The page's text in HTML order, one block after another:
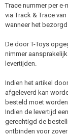
Trace nummer per
via Track & Trace
wanneer het
De door T-Toys
nimmer
levertijden.
Indien het artikel
afgeleverd kan
besteld moet
Indien de levertijd
gerechtigd de
ontbinden voor